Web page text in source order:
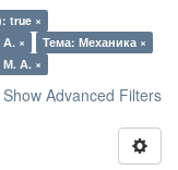
true ×
×
Тема: Механика ×
А. ×
Show Advanced Filters